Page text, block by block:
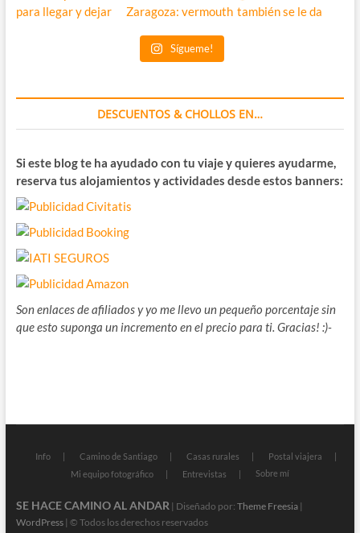
Sígueme!
DESCUENTOS & CHOLLOS EN…
Si este blog te ha ayudado con tu viaje y quieres ayudarme,
reserva tus alojamientos y actividades desde estos banners:
Son enlaces de afiliados y yo me llevo un pequeño porcentaje sin
que esto suponga un incremento en el precio para ti. Gracias! :)-
Info Camino de Santiago Casas rurales
Postal viajera
Mi equipo fotográfico
Entrevistas Sobre mí
SE HACE CAMINO AL ANDAR | Diseñado por: Theme Freesia|
WordPress| © Todos los derechos reservados